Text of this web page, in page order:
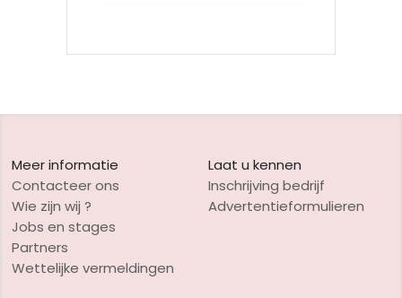
Meer informatie
Contacteer ons
Wie zijn wij ?
Jobs en stages
Partners
Wettelijke vermeldingen
Laat u kennen
Inschrijving bedrijf
Advertentieformulieren